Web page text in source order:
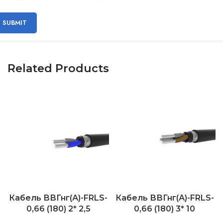
Related Products
Кабель ВВГнг(А)-FRLS-
0,66 (180) 2* 2,5
Кабель ВВГнг(А)-FRLS-
0,66 (180) 3* 10